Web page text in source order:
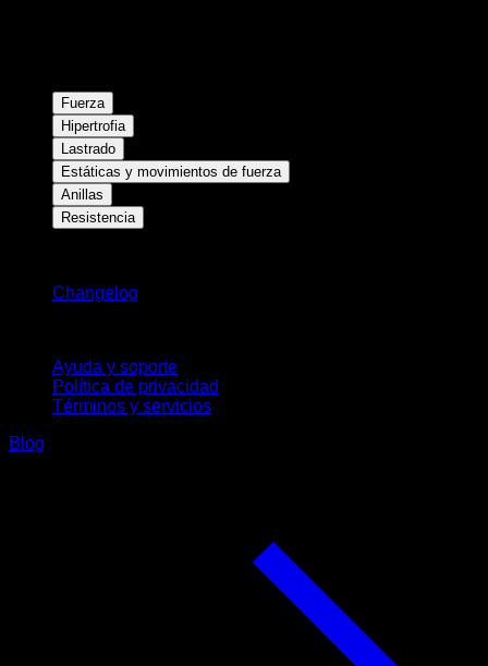
Fuerza
Hipertrofia
Lastrado
Estáticas y movimientos de fuerza
Anillas
Resistencia
Changelog
Ayuda y soporte
Política de privacidad
Términos y servicios
Blog